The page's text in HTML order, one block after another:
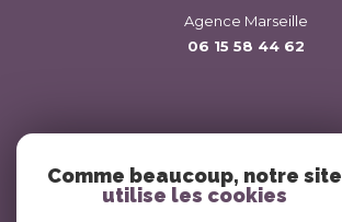
Agence Marseille
06 15 58 44 62
Comme beaucoup, notre site
utilise les cookies